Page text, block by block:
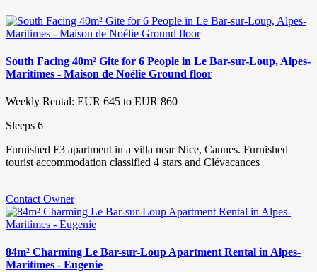
South Facing 40m² Gite for 6 People in Le Bar-sur-Loup, Alpes-
Maritimes - Maison de Noélie Ground floor
Weekly Rental: EUR 645 to EUR 860
Sleeps 6
Furnished F3 apartment in a villa near Nice, Cannes. Furnished
tourist accommodation classified 4 stars and Clévacances
Contact Owner
84m² Charming Le Bar-sur-Loup Apartment Rental in Alpes-
Maritimes - Eugenie